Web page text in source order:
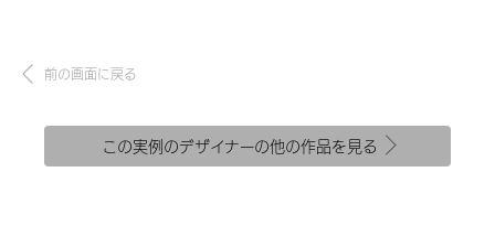
前の画面に戻る
この実例のデザイナーの他の作品を見る